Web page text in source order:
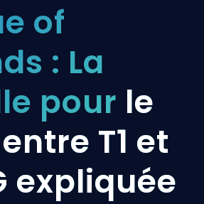
of
: La
pour le
T1 et
expliquée